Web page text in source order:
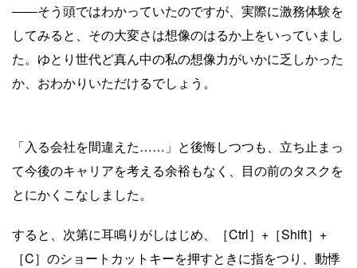
――そう頭ではわかっていたのですが、実際に激務体験を
してみると、その大変さは想像のはるか上をいっていまし
た。ゆとり世代ど真ん中の私の想像力がいかに乏しかった
か、おわかりいただけるでしょう。
「入る会社を間違えた……」と後悔しつつも、立ち止まっ
て今後のキャリアを考える余裕もなく、目の前のタスクを
とにかくこなしました。
すると、次第に耳鳴りがしはじめ、［Ctrl］+［Shift］+
［C］のショートカットキーを押すときに指をつり、動悸